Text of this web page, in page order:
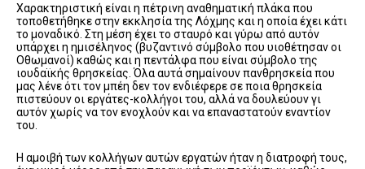
Χαρακτηριστική είναι η πέτρινη αναθηματική πλάκα που
τοποθετήθηκε στην εκκλησία της Λόχμης και η οποία έχει κάτι
το μοναδικό. Στη μέση έχει το σταυρό και γύρω από αυτόν
υπάρχει η ημισέληνος (βυζαντινό σύμβολο που υιοθέτησαν οι
Οθωμανοί) καθώς και η πεντάλφα που είναι σύμβολο της
ιουδαϊκής θρησκείας. Όλα αυτά σημαίνουν πανθρησκεία που
μας λένε ότι τον μπέη δεν τον ενδιέφερε σε ποια θρησκεία
πιστεύουν οι εργάτες-κολλήγοι του, αλλά να δουλεύουν γι
αυτόν χωρίς να τον ενοχλούν και να επαναστατούν εναντίον
του.
Η αμοιβή των κολλήγων αυτών εργατών ήταν η διατροφή τους,